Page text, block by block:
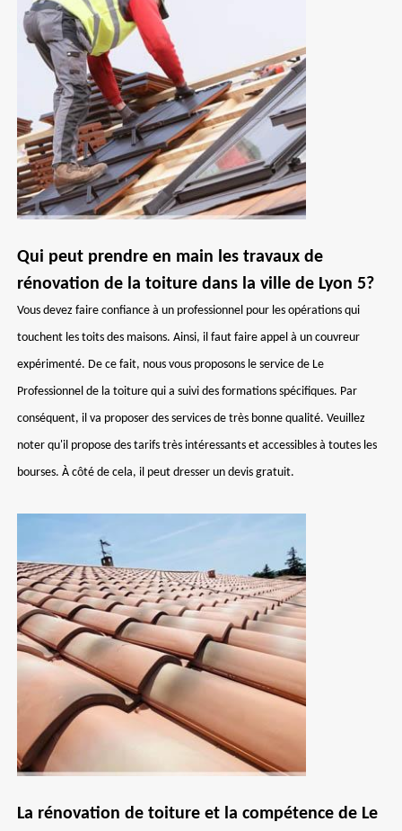
Qui peut prendre en main les travaux de
rénovation de la toiture dans la ville de Lyon 5?
Vous devez faire confiance à un professionnel pour les opérations qui
touchent les toits des maisons. Ainsi, il faut faire appel à un couvreur
expérimenté. De ce fait, nous vous proposons le service de Le
Professionnel de la toiture qui a suivi des formations spécifiques. Par
conséquent, il va proposer des services de très bonne qualité. Veuillez
noter qu'il propose des tarifs très intéressants et accessibles à toutes les
bourses. À côté de cela, il peut dresser un devis gratuit.
La rénovation de toiture et la compétence de Le